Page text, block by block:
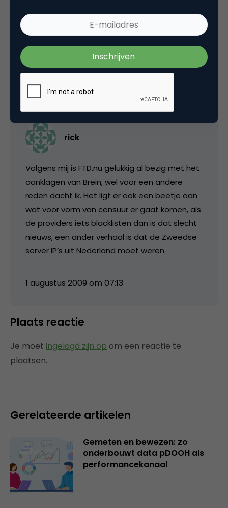
Storm in een glas water, verdediging was er
niet dus eis toegekend bij verstek.
31 juli 2009 om 13:11
rick
Volgens mij is FTD.nu gelukkig al bezig met het
aanklagen van Brein, wel voor een andere
reden dacht ik. Het ligt er ook een beetje aan
wat voor vorm van censuur er gaat komen, als
de providers iets blacklisten dan is dat slecht
nieuws, een ander verhaal is dat de Zweedse
server IP’s uit Nederland moet weren.
1 augustus 2009 om 07:13
Plaats reactie
Je moet ingelogd zijn op om een reactie te
plaatsen.
Gerelateerde artikelen
Gemeten en bewezen: zo
onderbouwt data pDOOH als
performancekanaal